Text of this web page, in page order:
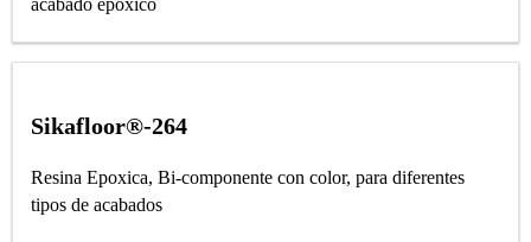
acabado epoxico
Sikafloor®-264
Resina Epoxica, Bi-componente con color, para diferentes
tipos de acabados